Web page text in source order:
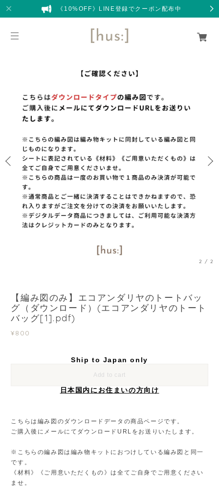
《10%OFF》LINE登録でクーポン配布中
1 /2
【編み図のみ】エコアンダリヤのトートバッ
グ（ダウンロード）(エコアンダリヤのトート
バッグ[1].pdf)
¥800
Ship to Japan only
Add to cart
日本国内にお住まいの方向け
こちらは編み図のダウンロードデータの商品ページです。
ご購入後にメールにてダウンロードURLをお送りいたします。
※こちらの編み図は編み物キットにおつけしている編み図と同一
です。
《材料》《ご用意いただくもの》は全てご自身でご用意ください
ませ。